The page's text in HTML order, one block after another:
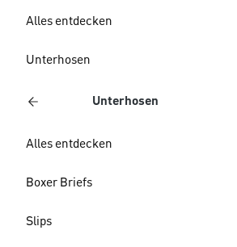
Alles entdecken
Unterhosen
Unterhosen
Alles entdecken
Boxer Briefs
Slips